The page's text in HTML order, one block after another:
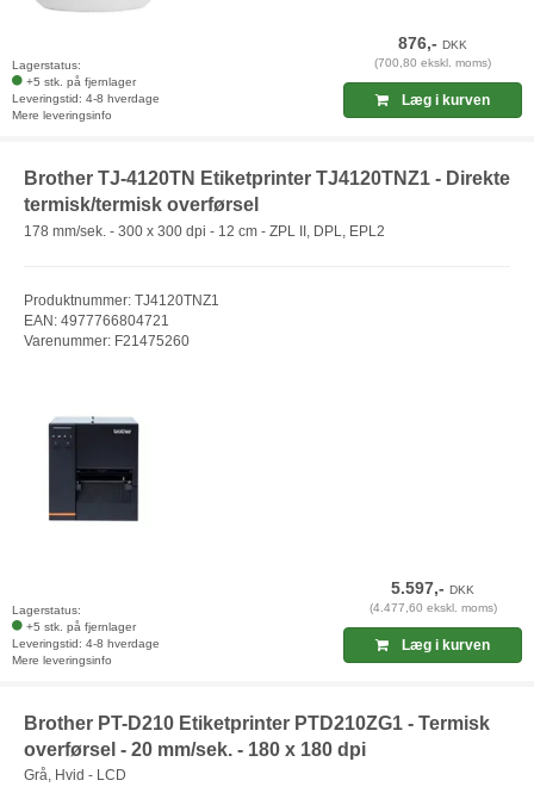
Lagerstatus:
+5 stk. på fjernlager
Leveringstid: 4-8 hverdage
Mere leveringsinfo
876,-DKK
(700,80 ekskl. moms)
Læg i kurven
Brother TJ-4120TN Etiketprinter TJ4120TNZ1 - Direkte
termisk/termisk overførsel
178 mm/sek. - 300 x 300 dpi - 12 cm - ZPL II, DPL, EPL2
Produktnummer: TJ4120TNZ1
EAN: 4977766804721
Varenummer: F21475260
Lagerstatus:
+5 stk. på fjernlager
Leveringstid: 4-8 hverdage
Mere leveringsinfo
5.597,-DKK
(4.477,60 ekskl. moms)
Læg i kurven
Brother PT-D210 Etiketprinter PTD210ZG1 - Termisk
overførsel - 20 mm/sek. - 180 x 180 dpi
Grå, Hvid - LCD